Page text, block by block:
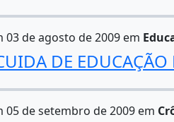
03 de agosto de 2009 em
DE
05 de setembro de 2009 em